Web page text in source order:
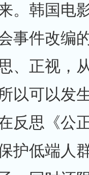
。韩国电
事件改编
、正视，
以可以发
反思《公
护低端人